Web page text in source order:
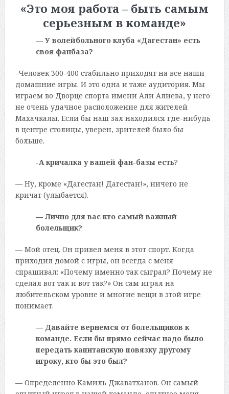
«Это моя работа – быть самым
серьезным в команде»
— У волейбольного клуба «Дагестан» есть
своя фанбаза?
-Человек 300-400 стабильно приходят на все наши
домашние игры. И это одна и таже аудитория. Мы
играем во Дворце спорта имени Али Алиева, у него
не очень удачное расположение для жителей
Махачкалы. Если бы наш зал находился где-нибудь
в центре столицы, уверен, зрителей было бы
больше.
-А кричалка у вашей фан-базы есть?
— Ну, кроме «Дагестан! Дагестан!», ничего не
кричат (улыбается).
— Лично для вас кто самый важный
болельщик?
— Мой отец. Он привел меня в этот спорт. Когда
приходил домой с игры, он всегда с меня
спрашивал: «Почему именно так сыграл? Почему не
сделал вот так и вот так?» Он сам играл на
любительском уровне и многие вещи в этой игре
понимает.
— Давайте вернемся от болельщиков к
команде. Если бы прямо сейчас надо было
передать капитанскую повязку другому
игроку, кто бы это был?
— Определенно Камиль Джаватханов. Он самый